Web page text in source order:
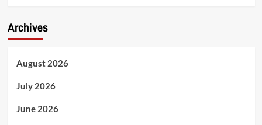
Archives
August 2026
July 2026
June 2026